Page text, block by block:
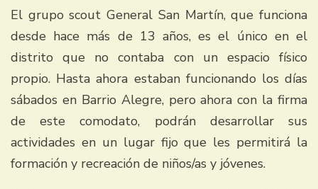
El grupo scout General San Martín, que funciona
desde hace más de 13 años, es el único en el
distrito que no contaba con un espacio físico
propio. Hasta ahora estaban funcionando los días
sábados en Barrio Alegre, pero ahora con la firma
de este comodato, podrán desarrollar sus
actividades en un lugar fijo que les permitirá la
formación y recreación de niños/as y jóvenes.